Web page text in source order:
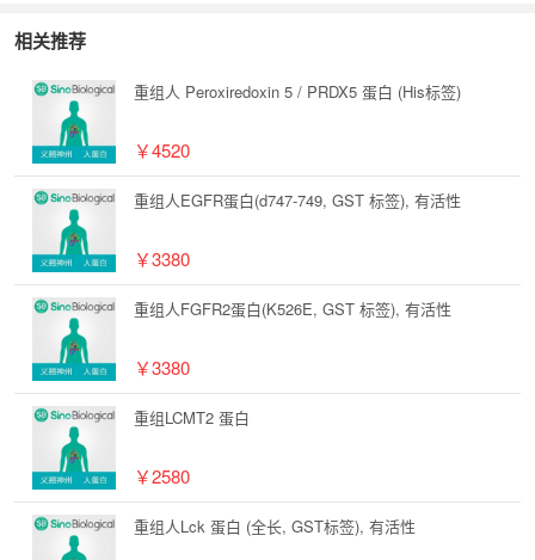
相关推荐
重组人 Peroxiredoxin 5 / PRDX5 蛋白 (His标签)
￥4520
重组人EGFR蛋白(d747-749, GST 标签), 有活性
￥3380
重组人FGFR2蛋白(K526E, GST 标签), 有活性
￥3380
重组LCMT2 蛋白
￥2580
重组人Lck 蛋白 (全长, GST标签), 有活性